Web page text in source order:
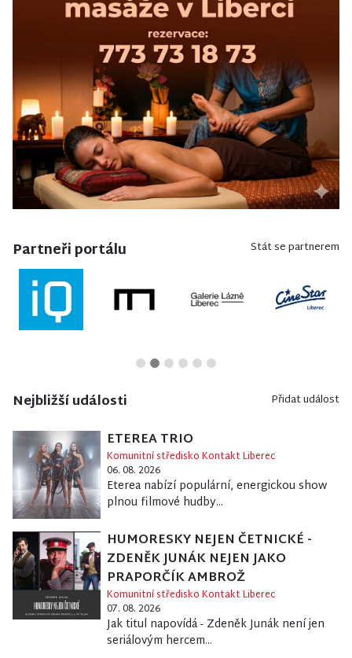
Partneři portálu Stát se partnerem
Nejbližší události Přidat událost
ETEREA TRIO
Komunitní středisko Kontakt Liberec
06. 08. 2026
Eterea nabízí populární, energickou show
plnou filmové hudby...
HUMORESKY NEJEN ČETNICKÉ -
ZDENĚK JUNÁK NEJEN JAKO
PRAPORČÍK AMBROŽ
Komunitní středisko Kontakt Liberec
07. 08. 2026
Jak titul napovídá - Zdeněk Junák není jen
seriálovým hercem...